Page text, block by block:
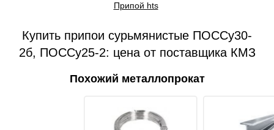
Припой hts
Купить припои сурьмянистые ПОССу30-
2б, ПОССу25-2: цена от поставщика КМЗ
Похожий металлопрокат